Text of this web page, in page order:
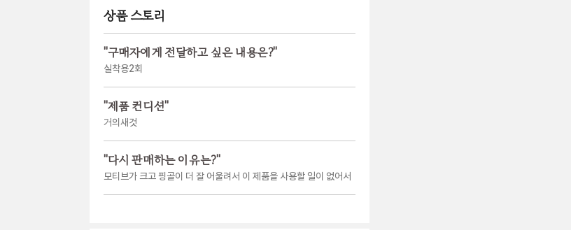
상품 스토리
"구매자에게 전달하고 싶은 내용은?"
실착용2회
"제품 컨디션"
거의새것
"다시 판매하는 이유는?"
모티브가 크고 핑골이 더 잘 어울려서 이 제품을 사용할 일이 없어서